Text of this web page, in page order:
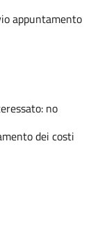
appuntamento
no
dei costi